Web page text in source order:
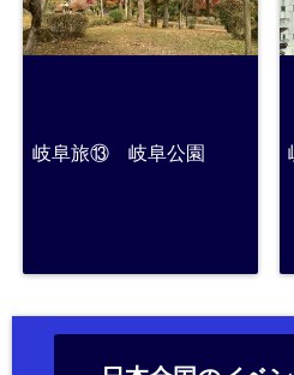
岐阜旅⑬ 岐阜公園